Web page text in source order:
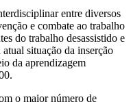
entre diversos
e combate ao trabalho
do trabalho desassistido e
situação da inserção
da aprendizagem
o maior número de